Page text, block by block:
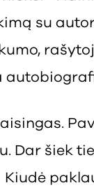
su
Dar šiek